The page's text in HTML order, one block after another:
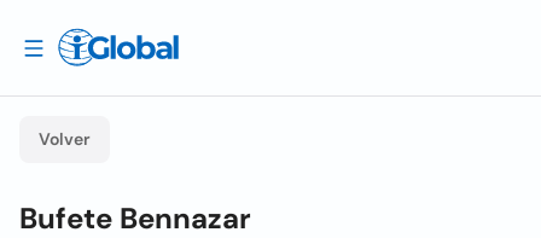
Volver
Bufete Bennazar